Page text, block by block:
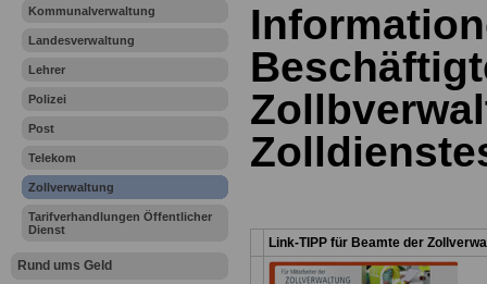
Kommunalverwaltung
Landesverwaltung
Lehrer
Polizei
Post
Telekom
Zollverwaltung
Tarifverhandlungen Öffentlicher
Dienst
Rund ums Geld
Link-TIPP für Beamte der